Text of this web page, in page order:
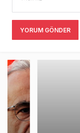
YORUM GÖNDER